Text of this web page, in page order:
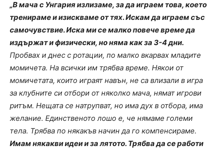
„В мача с Унгария излизаме, за да играем това, което
тренираме и изискваме от тях. Искам да играем със
самочувствие. Иска ми се малко повече време да
издържат и физически, но няма как за 3-4 дни.
Пробвах и днес с ротации, по малко вкарвах младите
момичета. На всички им трябва време. Някои от
момичетата, които играят навън, не са влизали в игра
за клубните си отбори от няколко мача, нямат игрови
ритъм. Нещата се натрупват, но има дух в отбора, има
желание. Единственото лошо е, че нямаме големи
тела. Трябва по някакъв начин да го компенсираме.
Имам някакви идеи и за лятото. Трябва да се работи